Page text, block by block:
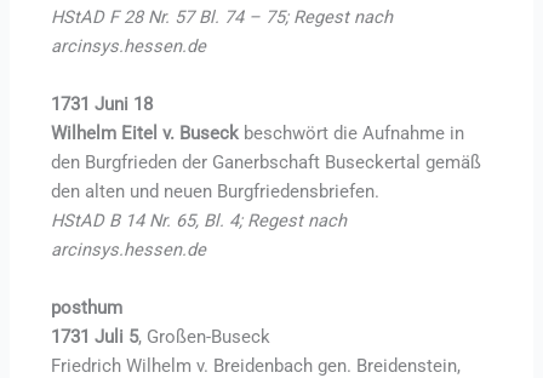
HStAD F 28 Nr. 57 Bl. 74 – 75; Regest nach
arcinsys.hessen.de
1731 Juni 18
Wilhelm Eitel v. Buseck beschwört die Aufnahme in
den Burgfrieden der Ganerbschaft Buseckertal gemäß
den alten und neuen Burgfriedensbriefen.
HStAD B 14 Nr. 65, Bl. 4; Regest nach
arcinsys.hessen.de
posthum
1731 Juli 5, Großen-Buseck
Friedrich Wilhelm v. Breidenbach gen. Breidenstein,